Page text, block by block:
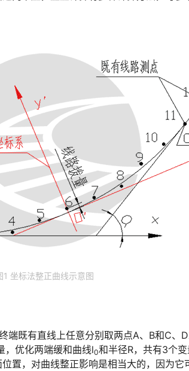
1 坐标法整正曲线示意图
端既有直线上任意分别取两点A、B和C、
，优化两端缓和曲线l󠅅󠅃󠄵󠅂󠄪󠇖󠆨󠆨󠇕󠆞󠆒󠅬󠇘󠆭󠆘󠇙󠆝󠅵󠇗󠆭󠆁󠄐󠇗󠅹󠅸󠇖󠆍󠅳󠇖󠅹󠅰󠇖󠆌󠅹0和半径R，共有3个
置，对曲线整正影响是相当大的，因为它